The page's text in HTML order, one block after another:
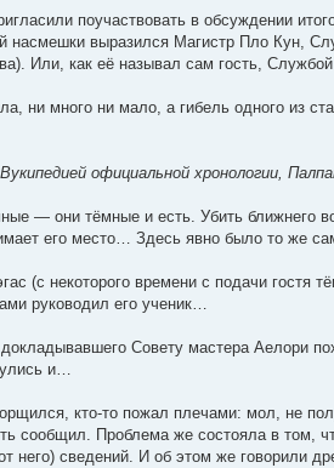
поучаствовать в обсуждении
насмешки выразился Магистр Пло Кун,
Или, как её называл сам гость,
ни много ни мало, а гибель одного из
официальной хронологии,
— они тёмные и есть. Убить
его место… Здесь явно было то же
(с некоторого времени с подачи гостя
руководил его ученик…
Совету мастера Аелори
и…
кто-то пожал плечами: мол, не
сообщил. Проблема же состояла в том,
него) сведений. И об этом же говорили